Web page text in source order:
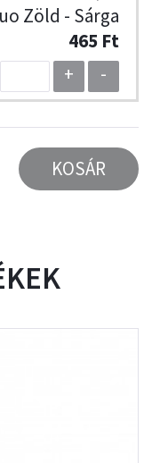
Zöld - Sárga
465 Ft
+
-
KOSÁR